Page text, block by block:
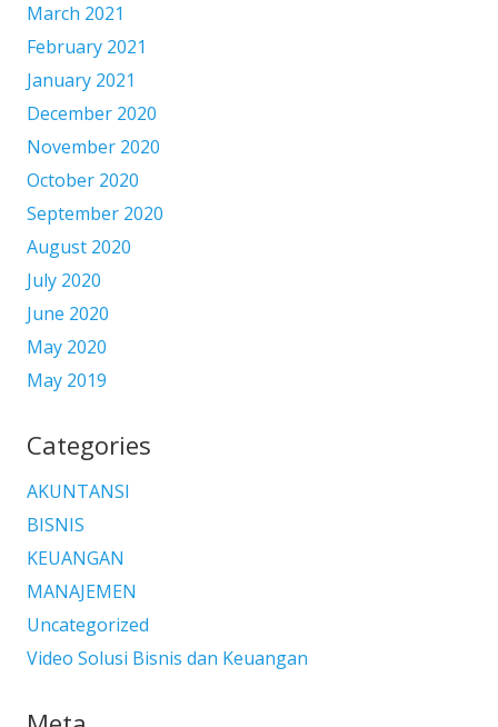
March 2021
February 2021
January 2021
December 2020
November 2020
October 2020
September 2020
August 2020
July 2020
June 2020
May 2020
May 2019
Categories
AKUNTANSI
BISNIS
KEUANGAN
MANAJEMEN
Uncategorized
Video Solusi Bisnis dan Keuangan